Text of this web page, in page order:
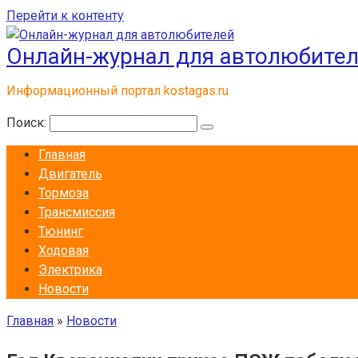
Перейти к контенту
Онлайн-журнал для
Информационный портал kostagas.ru
Поиск:
Главная
Двигатель
Тормоза
Трансмиссия
Тюнинг
Ходовая
Электрика
Новости
Главная » Новости